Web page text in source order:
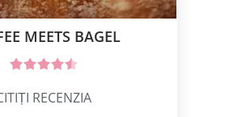
MEETS BAGEL
RECENZIA